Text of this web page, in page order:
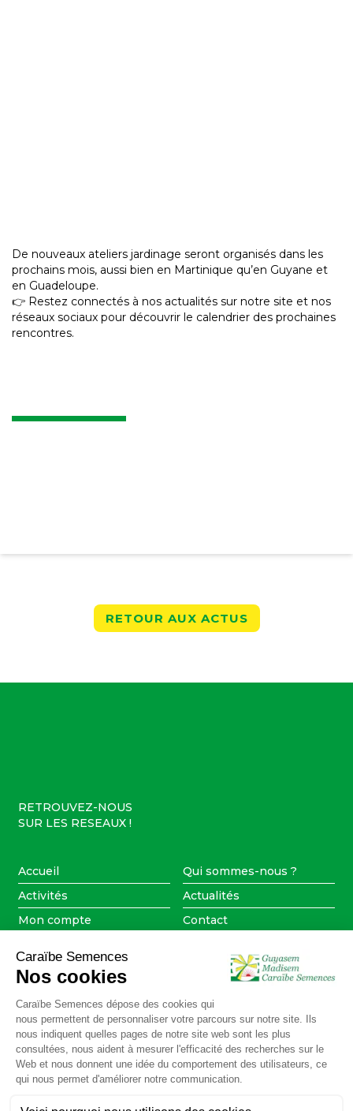
De nouveaux ateliers jardinage seront organisés dans les
prochains mois, aussi bien en Martinique qu’en Guyane et
en Guadeloupe.
👉 Restez connectés à nos actualités sur notre site et nos
réseaux sociaux pour découvrir le calendrier des prochaines
rencontres.
RETOUR AUX ACTUS
RETROUVEZ-NOUS
SUR LES RESEAUX !
Accueil
Qui sommes-nous ?
Activités
Actualités
Mon compte
Contact
NOUS SOMMES PRÉSENTS
SUR LES TERRITOIRES DE :
Martinique